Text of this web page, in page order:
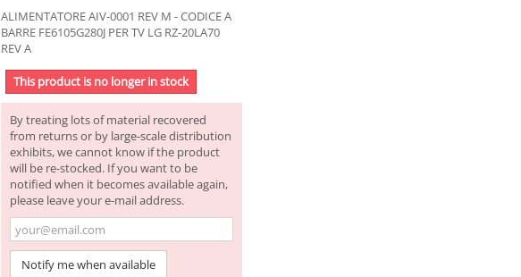
ALIMENTATORE AIV-0001 REV M - CODICE A
BARRE FE6105G280J PER TV LG RZ-20LA70
REV A
This product is no longer in stock
By treating lots of material recovered
from returns or by large-scale distribution
exhibits, we cannot know if the product
will be re-stocked. If you want to be
notified when it becomes available again,
please leave your e-mail address.
Notify me when available